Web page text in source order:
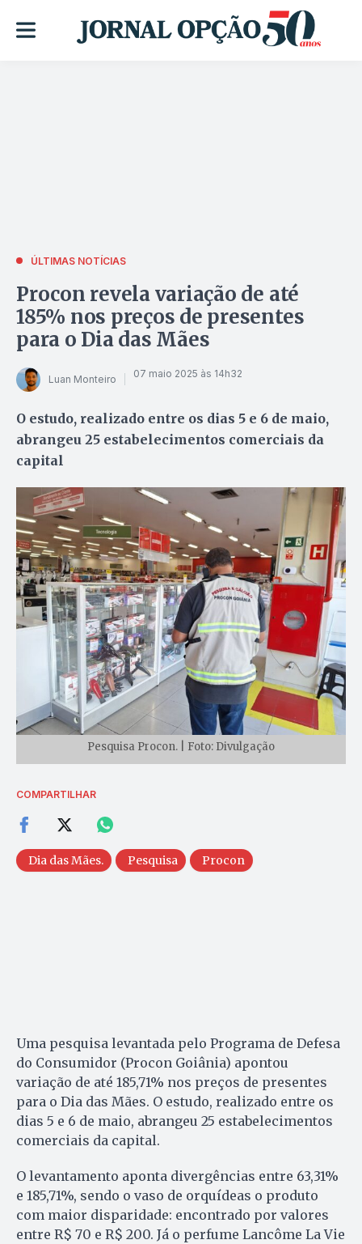
ÚLTIMAS NOTÍCIAS
Procon revela variação de até
185% nos preços de presentes
para o Dia das Mães
Luan Monteiro 07 maio 2025 às 14h32
O estudo, realizado entre os dias 5 e 6 de maio,
abrangeu 25 estabelecimentos comerciais da
capital
Pesquisa Procon. | Foto: Divulgação
COMPARTILHAR
Dia das Mães. Pesquisa Procon
Uma pesquisa levantada pelo Programa de Defesa
do Consumidor (Procon Goiânia) apontou
variação de até 185,71% nos preços de presentes
para o Dia das Mães. O estudo, realizado entre os
dias 5 e 6 de maio, abrangeu 25 estabelecimentos
comerciais da capital.
O levantamento aponta divergências entre 63,31%
e 185,71%, sendo o vaso de orquídeas o produto
com maior disparidade: encontrado por valores
entre R$ 70 e R$ 200. Já o perfume Lancôme La Vie